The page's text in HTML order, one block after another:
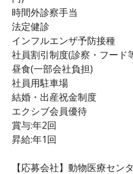
時間外診察手当
法定健診
インフルエンザ予防接種
社員割引制度(診察・フード
昼食(一部会社負担)
社員用駐車場
結婚・出産祝金制度
エクシブ会員優待
賞与:年2回
昇給:年1回
【応募会社】動物医療セン